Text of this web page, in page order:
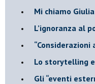
Mi chiamo Giulia
L’ignoranza al
​Lo storytelling
​Gli “eventi